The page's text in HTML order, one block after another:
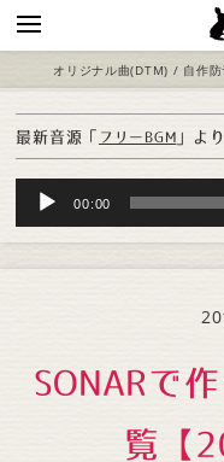
オリジナル曲(DTM) / 自作
最新音源「 フリーBGM 」より
Audio
Player
00:00
SONARで
覧【